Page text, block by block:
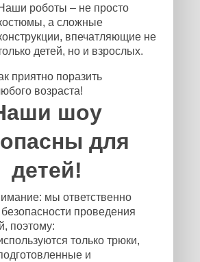
роботы – не просто
а сложные
впечатляющие не
детей, но и взрослых.
приятно поразить
возраста!
шоу
для
детей!
мы ответственно
проведения
поэтому:
только трюки,
и